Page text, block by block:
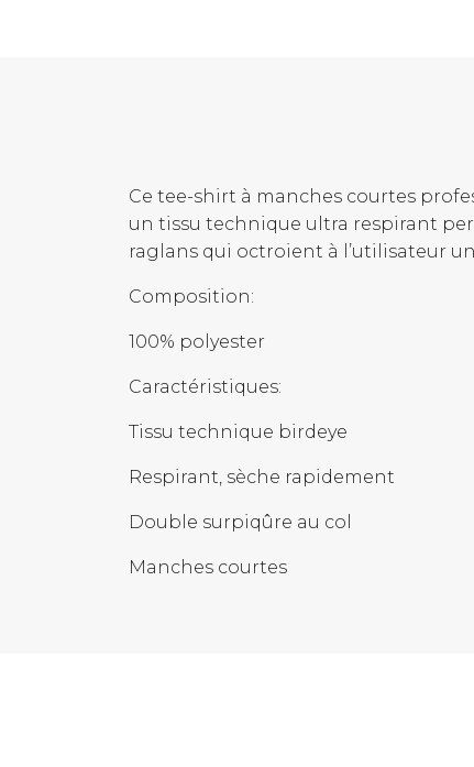
Ce tee-shirt à manches courtes
un tissu technique ultra respirant
raglans qui octroient à l’utilisateur
Composition:
100% polyester
Caractéristiques:
Tissu technique birdeye
Respirant, sèche rapidement
Double surpiqûre au col
Manches courtes